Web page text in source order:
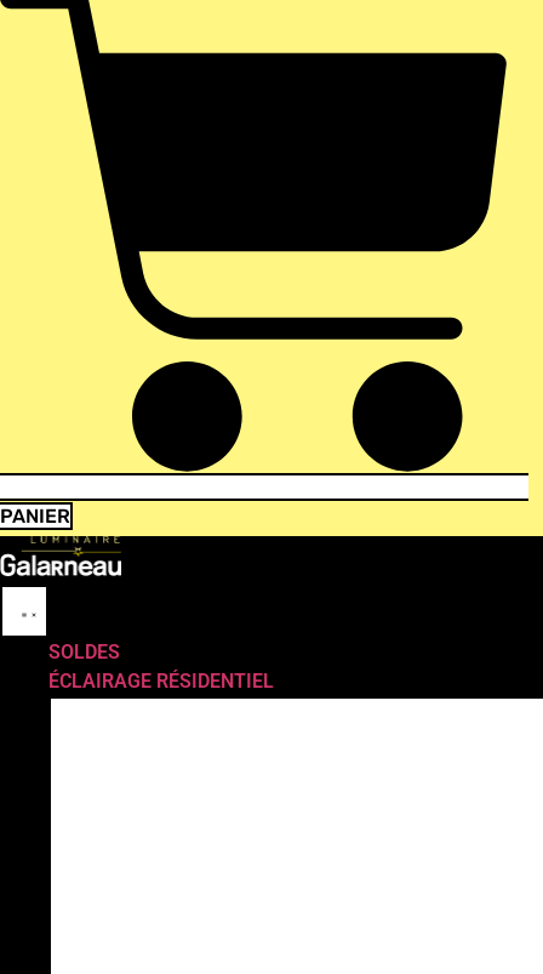
PANIER
SOLDES
ÉCLAIRAGE RÉSIDENTIEL